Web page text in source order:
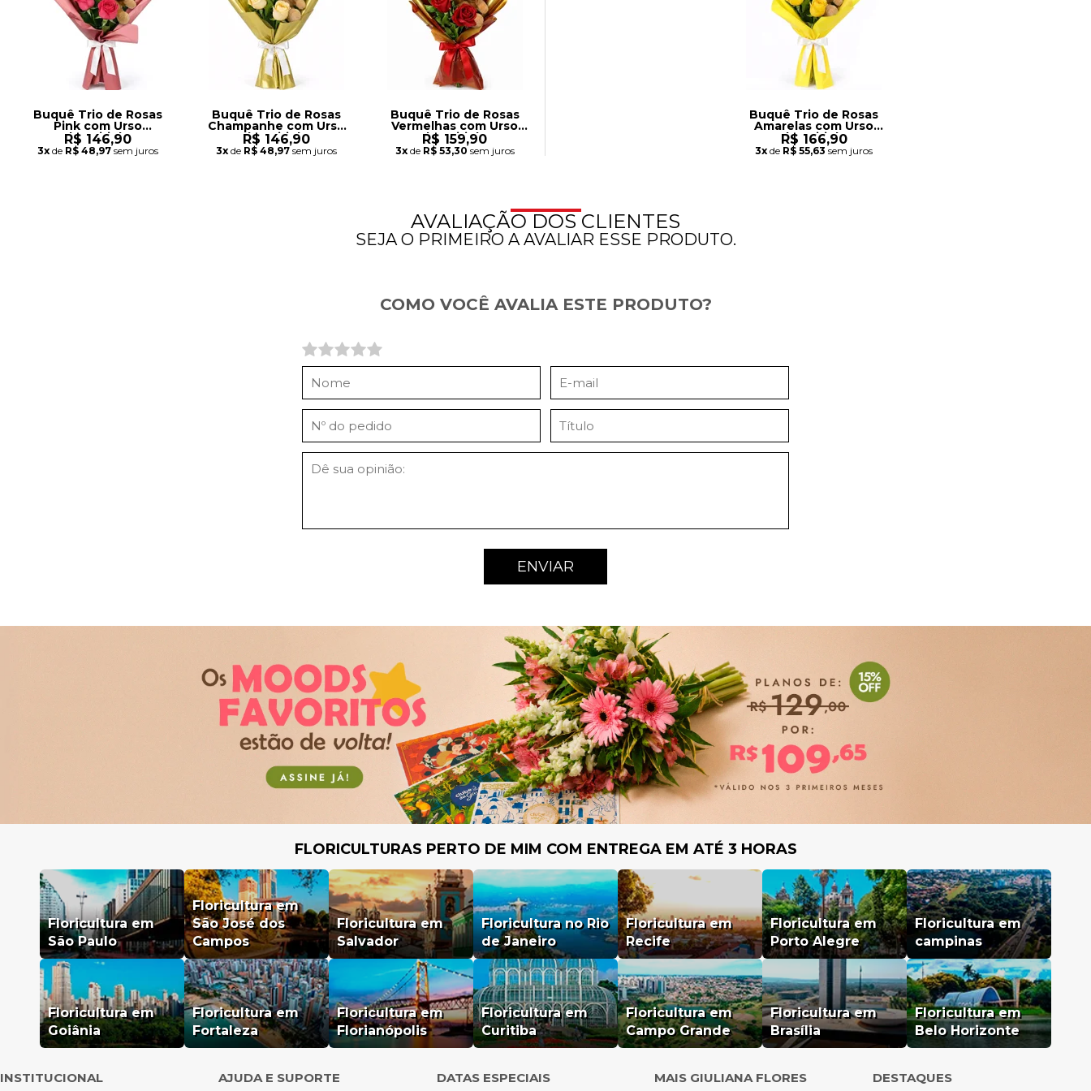
Buquê Trio de Rosas
Pink com Urso
Chaveirinho
R$ 146,90
3xde R$ 48,97sem juros
Buquê Trio de Rosas
Champanhe com Urso
Chaveirinho
R$ 146,90
3xde R$ 48,97sem juros
Buquê Trio de Rosas
Vermelhas com Urso
Chaveirinho
R$ 159,90
3xde R$ 53,30 sem juros
Buquê Trio de Rosas
Amarelas com Urso
Chaveirinho
R$ 166,90
3xde R$ 55,63 sem juros
AVALIAÇÃO DOS CLIENTES
SEJA O PRIMEIRO A AVALIAR ESSE PRODUTO.
COMO VOCÊ AVALIA ESTE PRODUTO?
ENVIAR
FLORICULTURAS PERTO DE MIM COM ENTREGA EM ATÉ 3 HORAS
Floricultura em
São Paulo
Floricultura em
São José dos
Campos
Floricultura em
Salvador
Floricultura no Rio
de Janeiro
Floricultura em
Recife
Floricultura em
Porto Alegre
Floricultura em
campinas
Floricultura em
Goiânia
Floricultura em
Fortaleza
Floricultura em
Florianópolis
Floricultura em
Curitiba
Floricultura em
Campo Grande
Floricultura em
Brasília
Floricultura em
Belo Horizonte
INSTITUCIONAL AJUDA E SUPORTE DATAS ESPECIAIS MAIS GIULIANA FLORES DESTAQUES